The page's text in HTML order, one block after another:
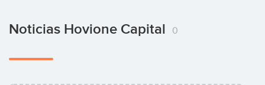
Noticias Hovione Capital 0